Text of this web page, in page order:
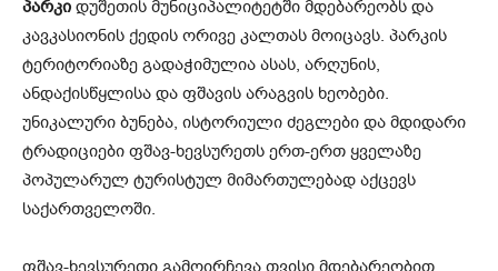
პარკი დუშეთის მუნიციპალიტეტში მდებარეობს და
კავკასიონის ქედის ორივე კალთას მოიცავს. პარკის
ტერიტორიაზე გადაჭიმულია ასას, არღუნის,
ანდაქისწყლისა და ფშავის არაგვის ხეობები.
უნიკალური ბუნება, ისტორიული ძეგლები და მდიდარი
ტრადიციები ფშავ-ხევსურეთს ერთ-ერთ ყველაზე
პოპულარულ ტურისტულ მიმართულებად აქცევს
საქართველოში.
ფშავ-ხევსურეთი გამოირჩევა თვისი მდებარეობით.